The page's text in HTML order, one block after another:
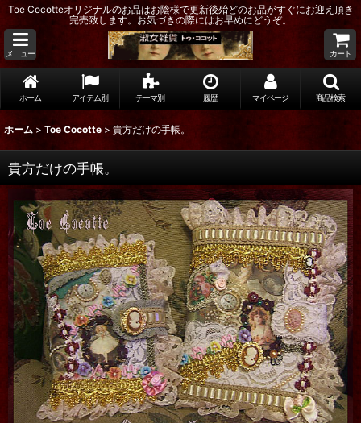
Toe Cocotteオリジナルのお品はお陰様で更新後殆どのお品がすぐにお迎え頂き
完売致します。お気づきの際にはお早めにどうぞ。
メニュー カート
ホーム アイテム別 テーマ別 履歴 マイページ 商品検索
ホーム > Toe Cocotte > 貴方だけの手帳。
貴方だけの手帳。